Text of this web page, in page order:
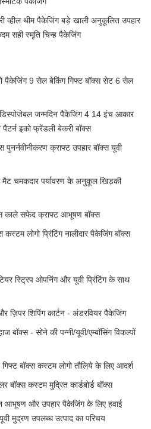
व्हील थीम पैकेजिंग बड़े खाली अनुकूलित उपहार
सही स्मृति चिन्ह पैकेजिंग
पैकेजिंग 9 सेल बेकिंग गिफ्ट बॉक्स सेट 6 सेल
जन्मदिन पैकेजिंग 4 14 इंच आकार
इको फ्रेंडली बेकरी बॉक्स
पुनर्नवीनीकरण क्राफ्ट उपहार बॉक्स यूवी
मैट चमकदार पर्यावरण के अनुकूल खिड़की
काले सफेद क्राफ्ट आभूषण बॉक्स
कस्टम लोगो प्रिंटिंग नालीदार पैकेजिंग बॉक्स
स्ट्रिप ओपनिंग और यूवी प्रिंटिंग के साथ
ज़िपर शिपिंग कार्टन - अंडरवियर पैकेजिंग
बॉक्स - सोने की पन्नी/यूवी/एम्बॉसिंग विकल्पों
बॉक्स कस्टम लोगो तौलिये के लिए आदर्श
बॉक्स कस्टम मुद्रित कार्डबोर्ड बॉक्स
आभूषण और उपहार पैकेजिंग के लिए हवाई
मुद्रण उपलब्ध उत्पाद का परिचय